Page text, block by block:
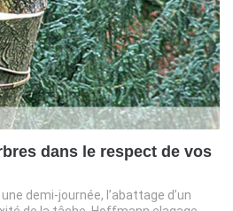
dans le respect de vos
demi-journée, l’abattage d’un